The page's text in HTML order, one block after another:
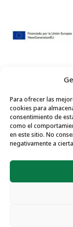
Para ofrecer las
cookies para
consentimiento de
como el
en este sitio. No
negativamente a
© 2024
Palma 1,
Contacto|
93 89 98 |https://
Aviso Legal y
Términos y
Desarrollo y